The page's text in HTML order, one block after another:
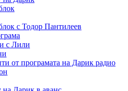
с Тодор Пантилеев
с Лили
от програмата на Дарик радио